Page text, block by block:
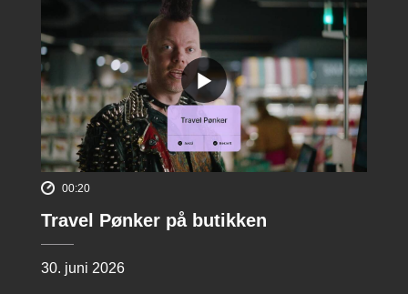
00:20
Travel Pønker på butikken
30. juni 2026